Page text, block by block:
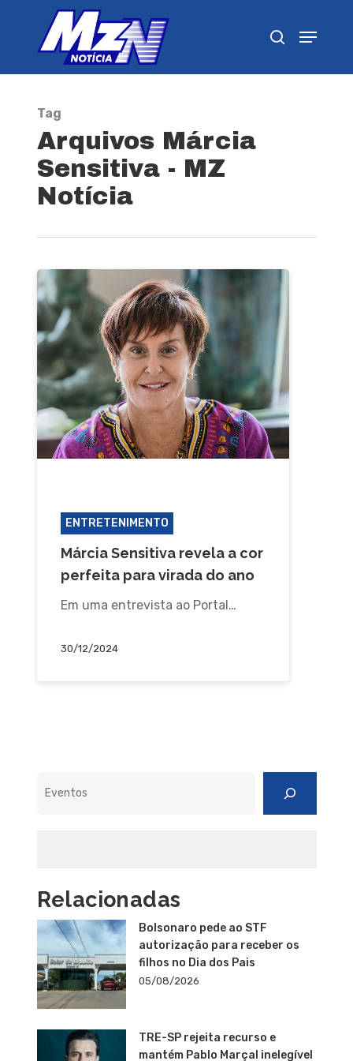
Tag
Arquivos Márcia
Sensitiva - MZ
Notícia
ENTRETENIMENTO
Márcia Sensitiva revela a cor
perfeita para virada do ano
Em uma entrevista ao Portal…
30/12/2024
Relacionadas
Bolsonaro pede ao STF
autorização para receber os
filhos no Dia dos Pais
05/08/2026
TRE-SP rejeita recurso e
mantém Pablo Marçal inelegível